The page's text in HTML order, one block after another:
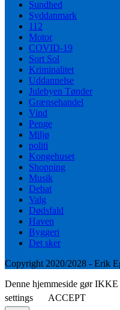
Sundhed
Syddanmark
112
Motor
COVID-19
Sort Sol
Kriminalitet
Uddannelse
Julebyen Tønder
Grænsehandel
Vind
Penge
Miljø
politi
Kongehuset
Shopping
Musik
Debat
Valg
Dødsfald
Haven
Byggeri
Det sker
Copyright 2020/2028 - Erik
Denne hjemmeside gør IKKE
settings
ACCEPT